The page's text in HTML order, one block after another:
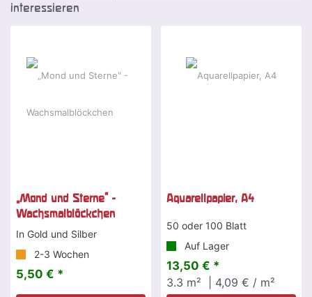
interessieren
„Mond und Sterne" -
Wachsmalblöckchen
In Gold und Silber
2-3 Wochen
5,50 € *
Aquarellpapier, A4
50 oder 100 Blatt
Auf Lager
13,50 € *
3.3 m² | 4,09 € / m²